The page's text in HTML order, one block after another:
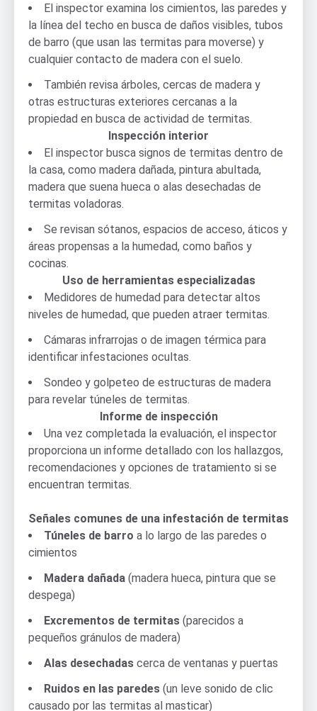
El inspector examina los cimientos, las paredes y
la línea del techo en busca de daños visibles, tubos
de barro (que usan las termitas para moverse) y
cualquier contacto de madera con el suelo.
También revisa árboles, cercas de madera y
otras estructuras exteriores cercanas a la
propiedad en busca de actividad de termitas.
Inspección interior
El inspector busca signos de termitas dentro de
la casa, como madera dañada, pintura abultada,
madera que suena hueca o alas desechadas de
termitas voladoras.
Se revisan sótanos, espacios de acceso, áticos y
áreas propensas a la humedad, como baños y
cocinas.
Uso de herramientas especializadas
Medidores de humedad para detectar altos
niveles de humedad, que pueden atraer termitas.
Cámaras infrarrojas o de imagen térmica para
identificar infestaciones ocultas.
Sondeo y golpeteo de estructuras de madera
para revelar túneles de termitas.
Informe de inspección
Una vez completada la evaluación, el inspector
proporciona un informe detallado con los hallazgos,
recomendaciones y opciones de tratamiento si se
encuentran termitas.
Señales comunes de una infestación de termitas
Túneles de barro a lo largo de las paredes o
cimientos
Madera dañada (madera hueca, pintura que se
despega)
Excrementos de termitas (parecidos a
pequeños gránulos de madera)
Alas desechadas cerca de ventanas y puertas
Ruidos en las paredes (un leve sonido de clic
causado por las termitas al masticar)